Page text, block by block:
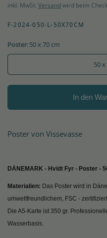
inkl. MwSt. Versand wird beim
F-2024-050-L-50X70CM
Poster:50 x 70 cm
50
In den
Poster von Vissevasse
DÄNEMARK - Hvidt Fyr - Poster -
Materialien: Das Poster wird in
umweltfreundlichem, FSC -
Die A5-Karte ist 350 gr.
Wasserbasis.